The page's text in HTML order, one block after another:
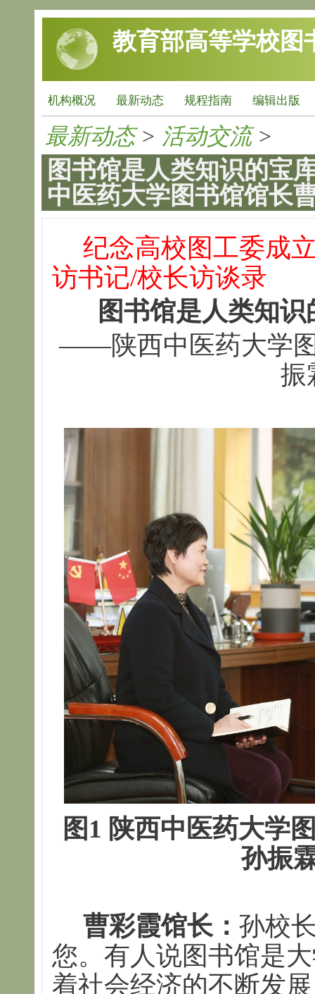
跳转到主要内容
教育部高等学校图
机构概况 最新动态 规程指南 编辑出版
最新动态> 活动交流>
图书馆是人类知识的
中医药大学图书馆馆长
纪念高校图工委成
访书记/校长访谈录
图书馆是人类知
——陕西中医药大学
振
图1 陕西中医药大学
孙振
曹彩霞馆长： 孙校
您。有人说图书馆是
着社会经济的不断发